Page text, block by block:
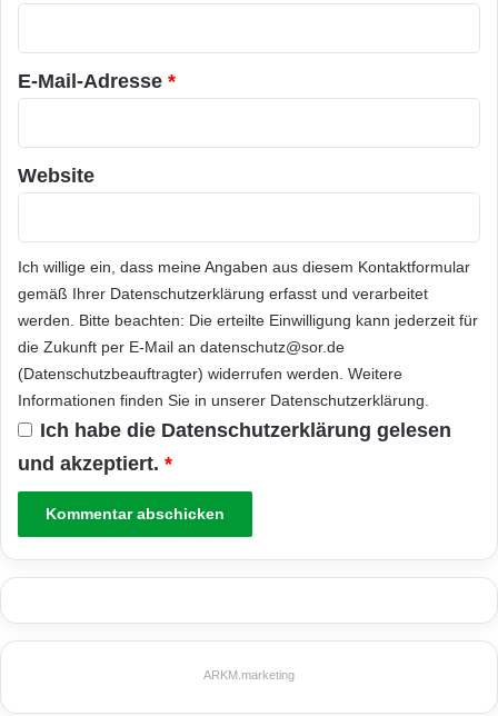
r
*
E-Mail-Adresse *
Website
Ich willige ein, dass meine Angaben aus diesem Kontaktformular
gemäß Ihrer Datenschutzerklärung erfasst und verarbeitet
werden. Bitte beachten: Die erteilte Einwilligung kann jederzeit für
die Zukunft per E-Mail an datenschutz@sor.de
(Datenschutzbeauftragter) widerrufen werden. Weitere
Informationen finden Sie in unserer Datenschutzerklärung
Ich habe die Datenschutzerklärung gelesen
und akzeptiert. *
ARKM.marketing